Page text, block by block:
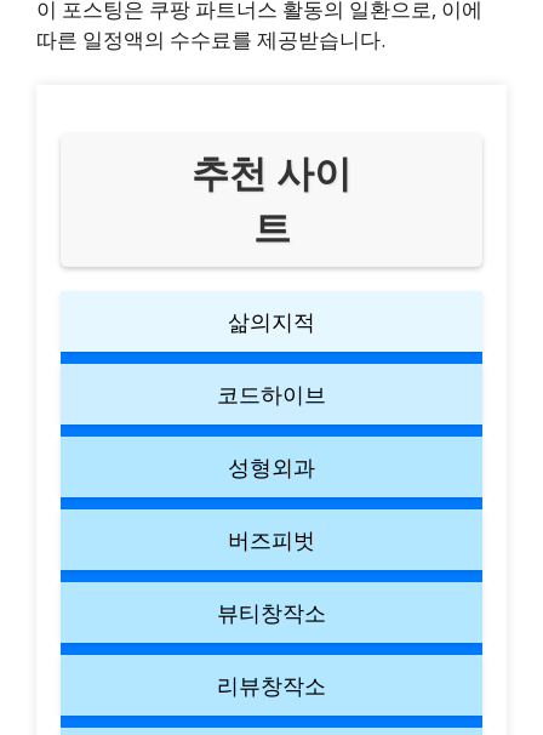
이 포스팅은 쿠팡 파트너스 활동의 일환으로, 이에
따른 일정액의 수수료를 제공받습니다.
추천 사이
트
삶의지적
코드하이브
성형외과
버즈피벗
뷰티창작소
리뷰창작소